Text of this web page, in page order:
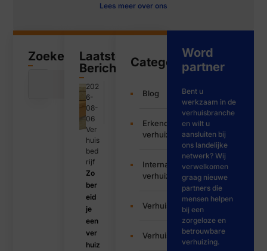
Lees meer over ons
Zoeken
Laatste
Bericht
202
6-
08-
06
Ver
huis
bed
rijf
Zo
ber
eid
je
een
ver
huiz
Categorieën
Blog
Erkende
verhuizers
Internationale
verhuizing
Verhuisbedrijf
Verhuisservice
Word
partner
Bent u
werkzaam in de
verhuisbranche
en wilt u
aansluiten bij
ons landelijke
netwerk? Wij
verwelkomen
graag nieuwe
partners die
mensen helpen
bij een
zorgeloze en
betrouwbare
verhuizing.